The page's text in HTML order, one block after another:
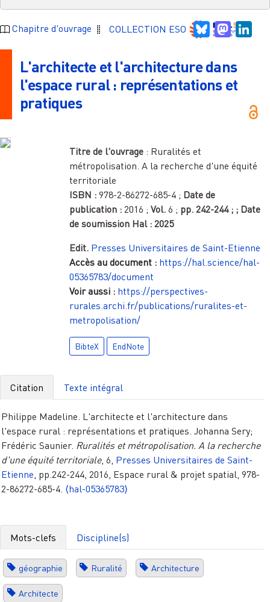
Chapitre d'ouvrage COLLECTION ESO Bluesky
L'architecte et l'architecture dans
l'espace rural : représentations et
pratiques
Titre de l'ouvrage : Ruralités et
métropolisation. A la recherche d'une équité
territoriale
ISBN :978-2-86272-685-4 ; Date de
publication : 2016 ;Vol.6 ; pp. 242-244 ; ; Date
de soumission Hal : 2025
Edit. Presses Universitaires de Saint-Etienne
Accès au document : https://hal.science/hal-
05365783/document
Voir aussi : https://perspectives-
rurales.archi.fr/publications/ruralites-et-
metropolisation/
BibteX EndNote
Citation Texte intégral
Philippe Madeline. L'architecte et l'architecture dans
l'espace rural : représentations et pratiques. Johanna Sery;
Frédéric Saunier. Ruralités et métropolisation. A la recherche
d'une équité territoriale, 6, Presses Universitaires de Saint-
Etienne , pp.242-244, 2016, Espace rural & projet spatial, 978-
2-86272-685-4. ⟨hal-05365783⟩
Mots-clefs Discipline(s)
géographie Ruralité Architecture
Architecte